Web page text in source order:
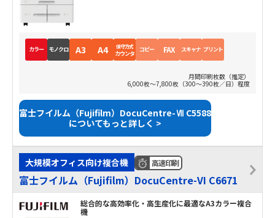
カラー モノクロ A3 A4 保守方式
カウンタ コピー FAX スキャナ プリント
月間印刷枚数（推定）
6,000枚～7,800枚（300～390枚／日）程度
富士フイルム（Fujifilm）DocuCentre-Ⅶ C5588
についてもっと詳しく >
大規模オフィス向け複合機 高速印刷
富士フイルム（Fujifilm）DocuCentre-VI C6671
総合的な高効率化・高生産化に最適なA3カラー複合
機